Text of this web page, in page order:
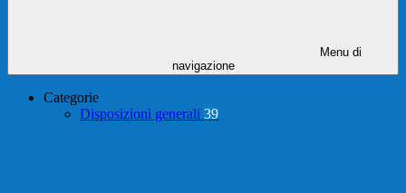
Menu di
navigazione
Categorie
Disposizioni generali 39